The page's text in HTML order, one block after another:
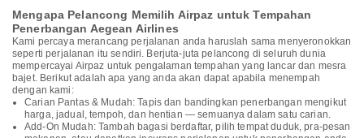
Mengapa Pelancong Memilih Airpaz untuk Tempahan
Penerbangan Aegean Airlines
Kami percaya merancang perjalanan anda haruslah sama menyeronokkan
seperti perjalanan itu sendiri. Berjuta-juta pelancong di seluruh dunia
mempercayai Airpaz untuk pengalaman tempahan yang lancar dan mesra
bajet. Berikut adalah apa yang anda akan dapat apabila menempah
dengan kami:
Carian Pantas & Mudah: Tapis dan bandingkan penerbangan mengikut
harga, jadual, tempoh, dan hentian — semuanya dalam satu carian.
Add-On Mudah: Tambah bagasi berdaftar, pilih tempat duduk, pra-pesan